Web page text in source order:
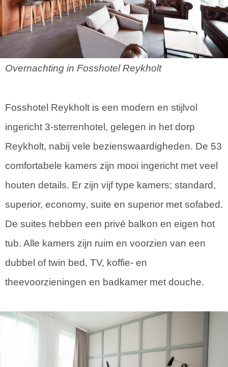
Overnachting in Fosshotel Reykholt
Fosshotel Reykholt is een modern en stijlvol
ingericht 3-sterrenhotel, gelegen in het dorp
Reykholt, nabij vele bezienswaardigheden. De 53
comfortabele kamers zijn mooi ingericht met veel
houten details. Er zijn vijf type kamers; standard,
superior, economy, suite en superior met sofabed.
De suites hebben een privé balkon en eigen hot
tub. Alle kamers zijn ruim en voorzien van een
dubbel of twin bed, TV, koffie- en
theevoorzieningen en badkamer met douche.